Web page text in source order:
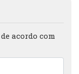
acordo com